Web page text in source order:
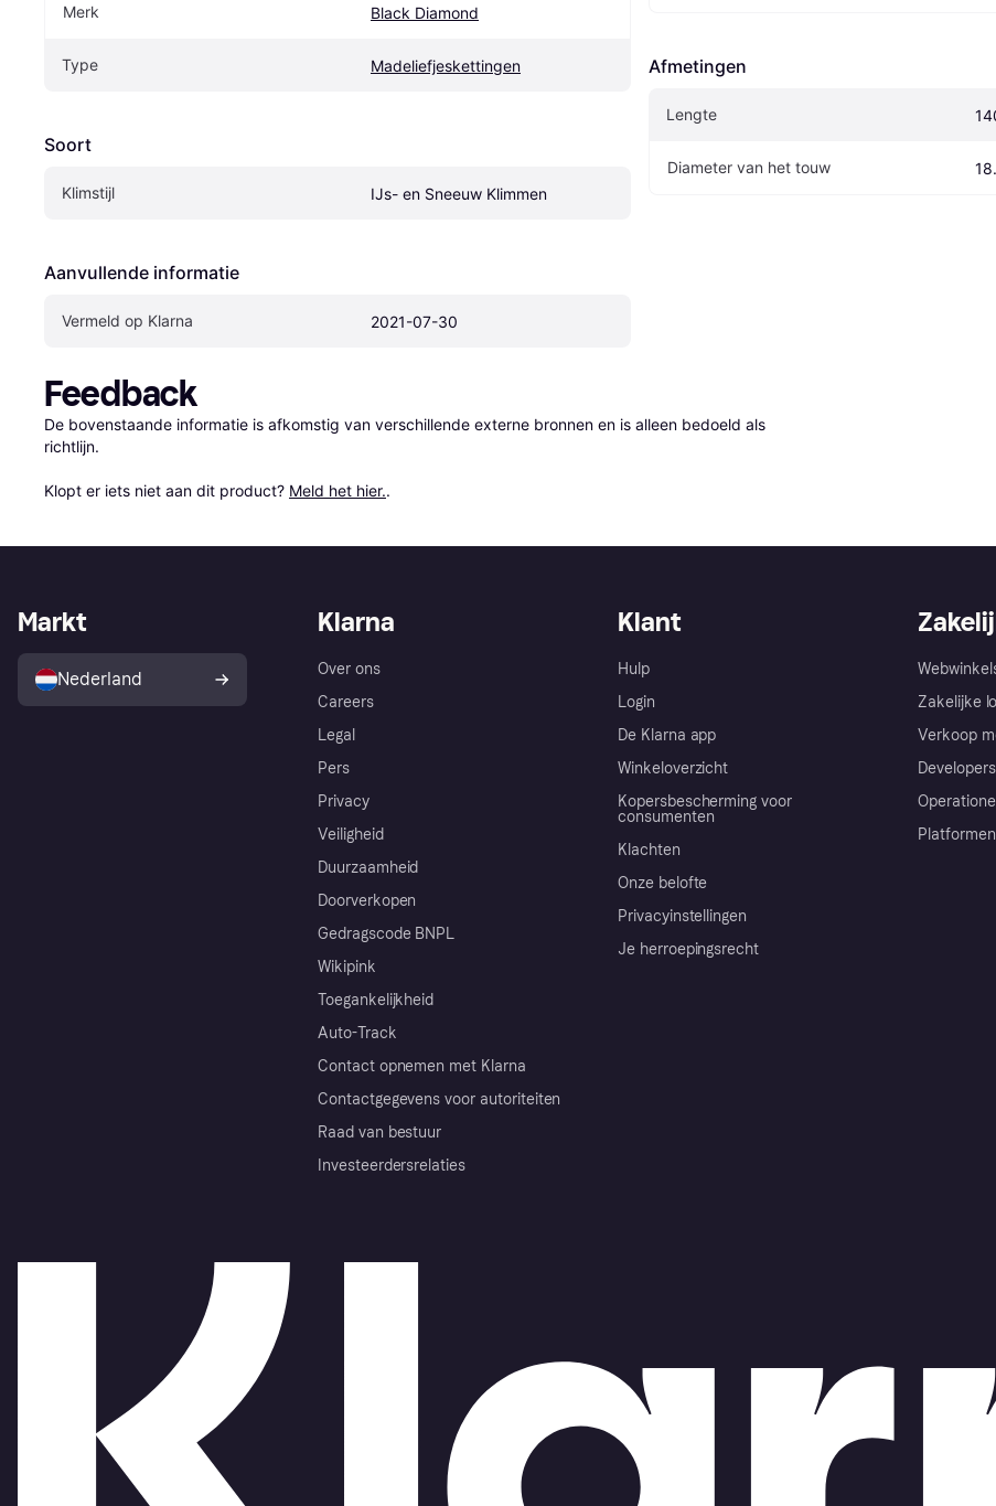
Merk Black Diamond
Type Madeliefjeskettingen
Soort
Klimstijl IJs- en Sneeuw Klimmen
Aanvullende informatie
Vermeld op Klarna 2021-07-30
Afmetingen
Lengte
Diameter van het touw
Feedback
De bovenstaande informatie is afkomstig van verschillende externe bronnen en is alleen bedoeld als
richtlijn.
Klopt er iets niet aan dit product? Meld het hier..
Klarna
Over ons
Careers
Legal
Pers
Privacy
Veiligheid
Duurzaamheid
Doorverkopen
Gedragscode BNPL
Wikipink
Toegankelijkheid
Auto-Track
Contact opnemen met Klarna
Contactgegevens voor autoriteiten
Raad van bestuur
Investeerdersrelaties
Klant
Hulp
Login
De Klarna app
Winkeloverzicht
Kopersbescherming voor
consumenten
Klachten
Onze belofte
Privacyinstellingen
Je herroepingsrecht
Zakelijke
Verkoop
Developers
Markt
Nederland